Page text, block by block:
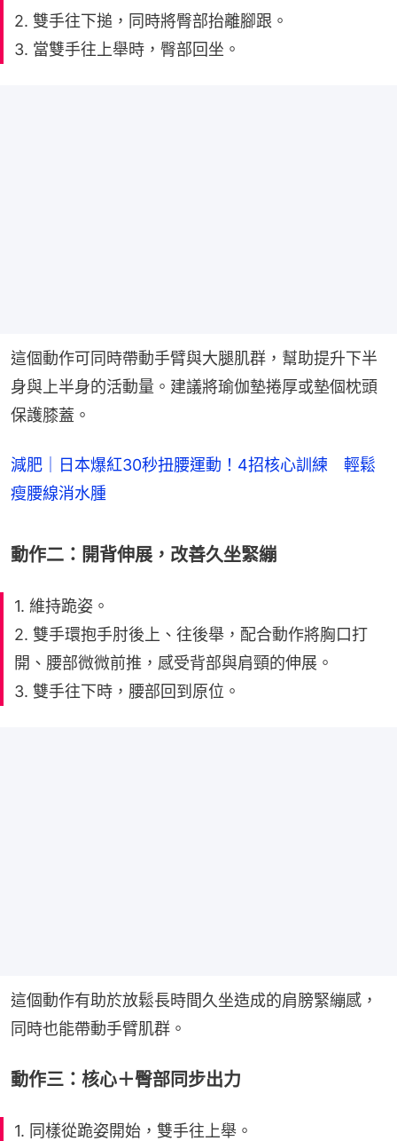
2. 雙手往下搥，同時將臀部抬離腳跟。
3. 當雙手往上舉時，臀部回坐。
這個動作可同時帶動手臂與大腿肌群，幫助提升下半
身與上半身的活動量。建議將瑜伽墊捲厚或墊個枕頭
保護膝蓋。
減肥｜日本爆紅30秒扭腰運動！4招核心訓練 輕鬆
瘦腰線消水腫
動作二：開背伸展，改善久坐緊繃
1. 維持跪姿。
2. 雙手環抱手肘後上、往後舉，配合動作將胸口打
開、腰部微微前推，感受背部與肩頸的伸展。
3. 雙手往下時，腰部回到原位。
這個動作有助於放鬆長時間久坐造成的肩膀緊繃感，
同時也能帶動手臂肌群。
動作三：核心＋臀部同步出力
1. 同樣從跪姿開始，雙手往上舉。